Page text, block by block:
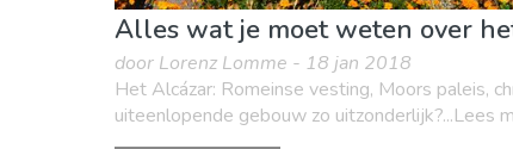
Alles wat je moet weten over
door Lorenz Lomme - 18 jan 2018
Het Alcázar: Romeinse vesting, Moors paleis,
uiteenlopende gebouw zo uitzonderlijk?...Lees